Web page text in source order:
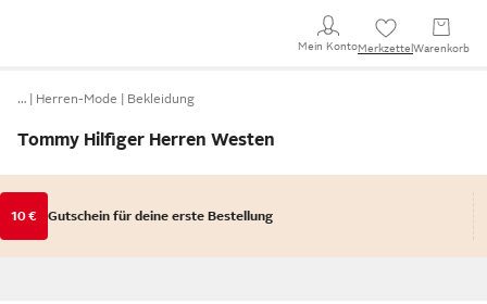
Mein KontoMerkzettel Warenkorb
… Herren-Mode Bekleidung
Tommy Hilfiger Herren Westen
10 € Gutschein für deine erste Bestellung